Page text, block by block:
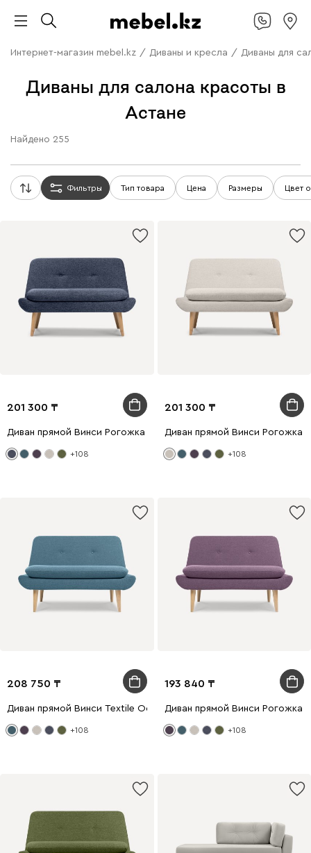
Интернет-магазин mebel.kz / Диваны и кресла / Диваны для
Диваны для салона красоты в
Астане
Найдено 255
Фильтры Тип товара Цена Размеры Цвет
201 300
Диван прямой Винси Рогожка Синий
+108
201 300
Диван прямой Винси Рогожка
+108
208 750
Диван прямой Винси Textile Ocean
+108
193 840
Диван прямой Винси Рогожка
+108